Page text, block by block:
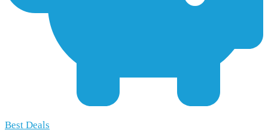
Best Deals